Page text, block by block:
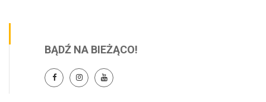
BĄDŹ NA BIEŻĄCO!